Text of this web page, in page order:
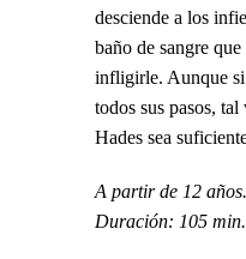
desciende a los
baño de sangre
infligirle. Aunque
todos sus pasos,
Hades sea
A partir de 12 años.
Duración: 105